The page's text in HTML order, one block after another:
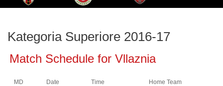
Kategoria Superiore 2016-17
Match Schedule for Vllaznia
MD Date Time
Home Team